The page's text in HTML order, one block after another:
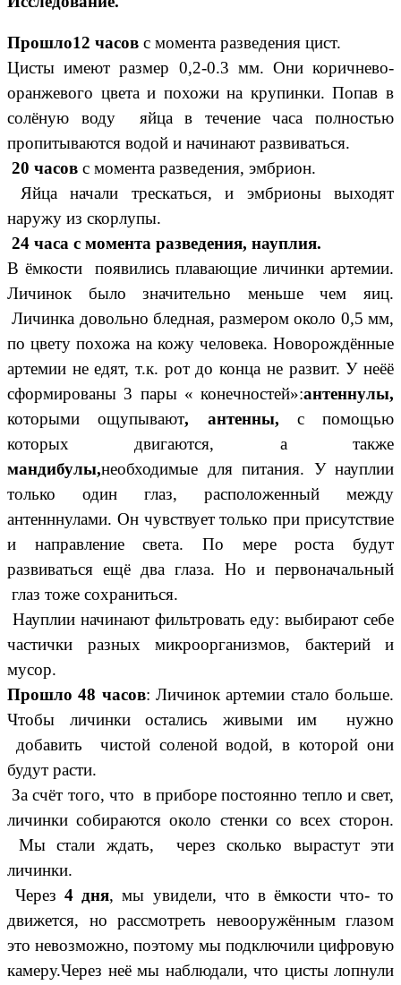
Прошло12 часов с момента разведения цист.
Цисты имеют размер 0,2-0.3 мм. Они коричнево-
оранжевого цвета и похожи на крупинки. Попав в
солёную воду яйца в течение часа полностью
пропитываются водой и начинают развиваться.
20 часов с момента разведения, эмбрион.
Яйца начали трескаться, и эмбрионы выходят
наружу из скорлупы.
24 часа с момента разведения, науплия.
В ёмкости появились плавающие личинки артемии.
Личинок было значительно меньше чем яиц.
Личинка довольно бледная, размером около 0,5 мм,
по цвету похожа на кожу человека. Новорождённые
артемии не едят, т.к. рот до конца не развит. У неёё
сформированы 3 пары « конечностей»:антеннулы,
которыми ощупывают, антенны, с помощью
которых двигаются, а также
мандибулы,необходимые для питания. У науплии
только один глаз, расположенный между
антенннулами. Он чувствует только при присутствие
и направление света. По мере роста будут
развиваться ещё два глаза. Но и первоначальный
глаз тоже сохраниться.
Науплии начинают фильтровать еду: выбирают себе
частички разных микроорганизмов, бактерий и
мусор.
Прошло 48 часов: Личинок артемии стало больше.
Чтобы личинки остались живыми им нужно
добавить чистой соленой водой, в которой они
будут расти.
За счёт того, что в приборе постоянно тепло и свет,
личинки собираются около стенки со всех сторон.
Мы стали ждать, через сколько вырастут эти
личинки.
Через4 дня, мы увидели, что в ёмкости что- то
движется, но рассмотреть невооружённым глазом
это невозможно, поэтому мы подключили цифровую
камеру.Через неё мы наблюдали, что цисты лопнули